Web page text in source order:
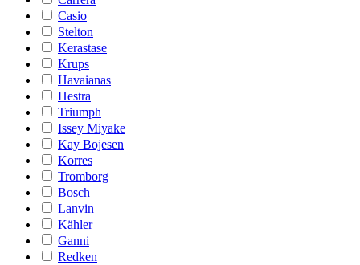
Casio
Stelton
Kerastase
Krups
Havaianas
Hestra
Triumph
Issey Miyake
Kay Bojesen
Korres
Tromborg
Bosch
Lanvin
Kähler
Ganni
Redken